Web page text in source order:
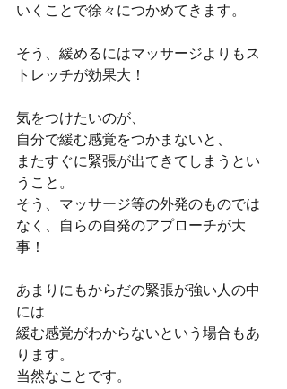
いくことで徐々につかめてきます。
そう、緩めるにはマッサージよりもス
トレッチが効果大！
気をつけたいのが、
自分で緩む感覚をつかまないと、
またすぐに緊張が出てきてしまうとい
うこと。
そう、マッサージ等の外発のものでは
なく、自らの自発のアプローチが大
事！
あまりにもからだの緊張が強い人の中
には
緩む感覚がわからないという場合もあ
ります。
当然なことです。